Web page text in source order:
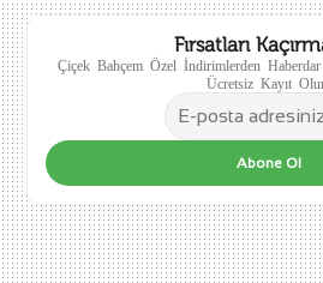
Fırsatları
Çiçek Bahçem Özel İndirimlerden
Ücretsiz Kayıt
Abone Ol